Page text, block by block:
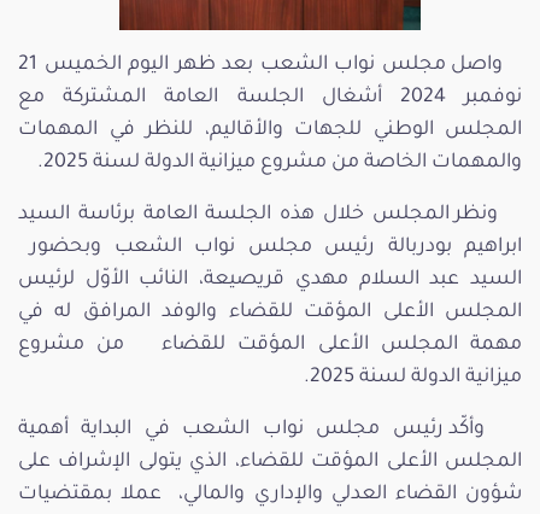
واصل مجلس نواب الشعب بعد ظهر اليوم الخميس 21
نوفمبر 2024 أشغال الجلسة العامة المشتركة مع
المجلس الوطني للجهات والأقاليم، للنظر في المهمات
والمهمات الخاصة من مشروع ميزانية الدولة لسنة 2025.
ونظر المجلس خلال هذه الجلسة العامة برئاسة السيد
ابراهيم بودربالة رئيس مجلس نواب الشعب وبحضور
السيد عبد السلام مهدي قريصيعة، النائب الأوّل لرئيس
المجلس الأعلى المؤقت للقضاء والوفد المرافق له في
مهمة المجلس الأعلى المؤقت للقضاء من مشروع
ميزانية الدولة لسنة 2025.
وأكّد رئيس مجلس نواب الشعب في البداية أهمية
المجلس الأعلى المؤقت للقضاء، الذي يتولى الإشراف على
شؤون القضاء العدلي والإداري والمالي، عملا بمقتضيات